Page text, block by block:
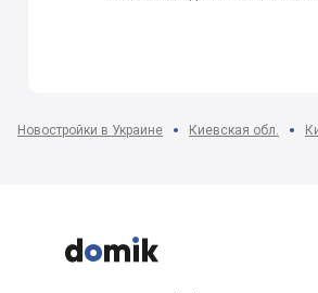
Новостройки в Украине Киевская обл.


